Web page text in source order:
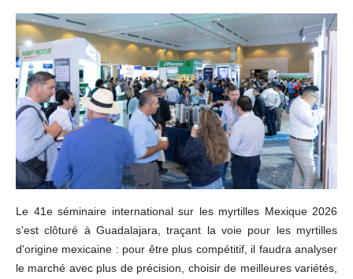
Le 41e séminaire international sur les myrtilles Mexique 2026
s'est clôturé à Guadalajara, traçant la voie pour les myrtilles
d'origine mexicaine : pour être plus compétitif, il faudra analyser
le marché avec plus de précision, choisir de meilleures variétés,